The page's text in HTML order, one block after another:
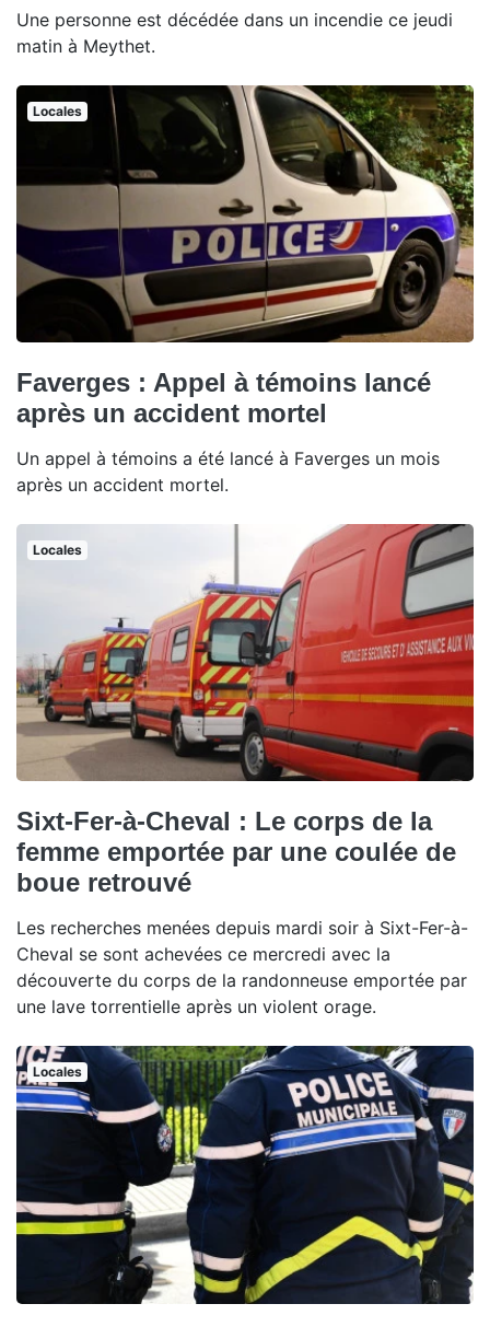
Une personne est décédée dans un incendie ce jeudi
matin à Meythet.
Locales
Faverges : Appel à témoins lancé
après un accident mortel
Un appel à témoins a été lancé à Faverges un mois
après un accident mortel.
Locales
Sixt-Fer-à-Cheval : Le corps de la
femme emportée par une coulée de
boue retrouvé
Les recherches menées depuis mardi soir à Sixt-Fer-à-
Cheval se sont achevées ce mercredi avec la
découverte du corps de la randonneuse emportée par
une lave torrentielle après un violent orage.
Locales